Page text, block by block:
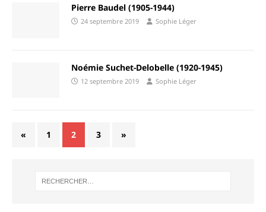
Pierre Baudel (1905-1944)
24 septembre 2019 Sophie Léger
Noémie Suchet-Delobelle (1920-1945)
12 septembre 2019 Sophie Léger
« 1 2 3 »